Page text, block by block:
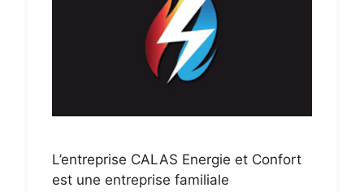
L’entreprise CALAS Energie et Confort
est une entreprise familiale